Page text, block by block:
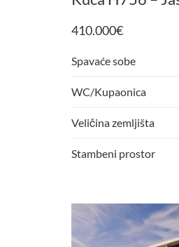
410.000€
Spavaće sobe
WC/Kupaonica
Veličina zemljišta
Stambeni prostor